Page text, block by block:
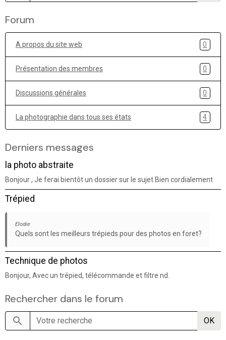
Forum
A propos du site web 0
Présentation des membres 0
Discussions générales 0
La photographie dans tous ses états 4
Derniers messages
la photo abstraite
Bonjour , Je ferai bientôt un dossier sur le sujet Bien cordialement
Trépied
Elodie
Quels sont les meilleurs trépieds pour des photos en foret?
Technique de photos
Bonjour, Avec un trépied, télécommande et filtre nd.
Rechercher dans le forum
OK